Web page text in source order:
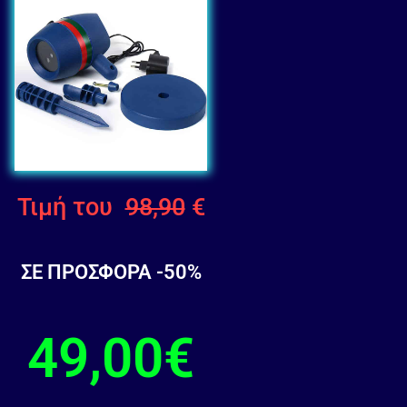
Τιμή του98,90€
ΣΕ ΠΡΟΣΦΟΡΑ -50%
49,00€